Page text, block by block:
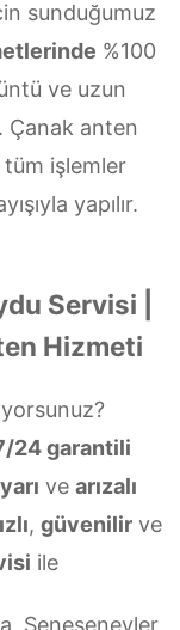
sunduğumuz
%100
ve uzun
Çanak anten
işlemler
yapılır.
Servisi |
Hizmeti
24 garantili
ve arızalı
, güvenilir ve
ile
Şenesenevler